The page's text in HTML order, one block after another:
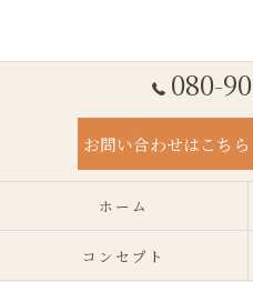
080-
お問い合わせはこちら
ホーム
コンセプト